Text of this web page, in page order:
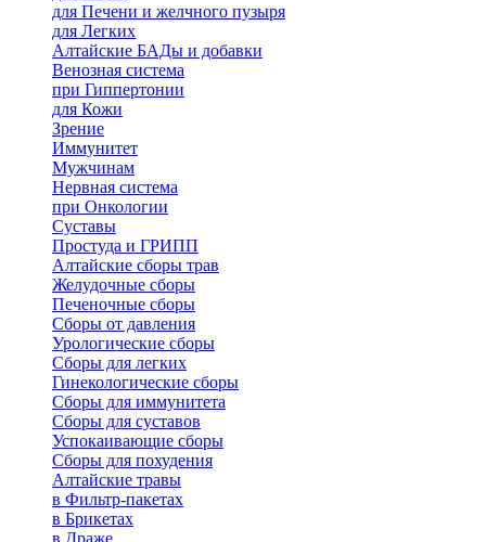
для Печени и желчного пузыря
для Легких
Алтайские БАДы и добавки
Венозная система
при Гиппертонии
для Кожи
Зрение
Иммунитет
Мужчинам
Нервная система
при Онкологии
Суставы
Простуда и ГРИПП
Алтайские сборы трав
Желудочные сборы
Печеночные сборы
Сборы от давления
Урологические сборы
Сборы для легких
Гинекологические сборы
Сборы для иммунитета
Сборы для суставов
Успокаивающие сборы
Сборы для похудения
Алтайские травы
в Фильтр-пакетах
в Брикетах
в Драже